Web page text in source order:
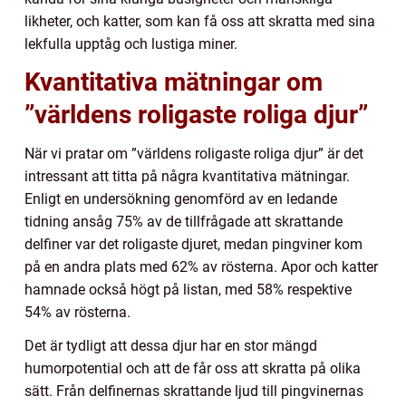
likheter, och katter, som kan få oss att skratta med sina
lekfulla upptåg och lustiga miner.
Kvantitativa mätningar om
”världens roligaste roliga djur”
När vi pratar om ”världens roligaste roliga djur” är det
intressant att titta på några kvantitativa mätningar.
Enligt en undersökning genomförd av en ledande
tidning ansåg 75% av de tillfrågade att skrattande
delfiner var det roligaste djuret, medan pingviner kom
på en andra plats med 62% av rösterna. Apor och katter
hamnade också högt på listan, med 58% respektive
54% av rösterna.
Det är tydligt att dessa djur har en stor mängd
humorpotential och att de får oss att skratta på olika
sätt. Från delfinernas skrattande ljud till pingvinernas